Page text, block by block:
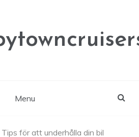
Menu
Tips för att underhålla din bil